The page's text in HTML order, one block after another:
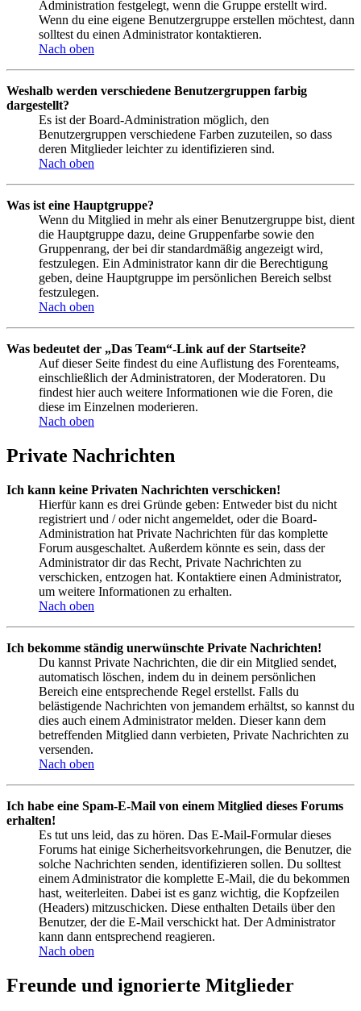
Administration festgelegt, wenn die Gruppe erstellt wird.
Wenn du eine eigene Benutzergruppe erstellen möchtest, dann
solltest du einen Administrator kontaktieren.
Nach oben
Weshalb werden verschiedene Benutzergruppen farbig
dargestellt?
Es ist der Board-Administration möglich, den
Benutzergruppen verschiedene Farben zuzuteilen, so dass
deren Mitglieder leichter zu identifizieren sind.
Nach oben
Was ist eine Hauptgruppe?
Wenn du Mitglied in mehr als einer Benutzergruppe bist, dient
die Hauptgruppe dazu, deine Gruppenfarbe sowie den
Gruppenrang, der bei dir standardmäßig angezeigt wird,
festzulegen. Ein Administrator kann dir die Berechtigung
geben, deine Hauptgruppe im persönlichen Bereich selbst
festzulegen.
Nach oben
Was bedeutet der „Das Team“-Link auf der Startseite?
Auf dieser Seite findest du eine Auflistung des Forenteams,
einschließlich der Administratoren, der Moderatoren. Du
findest hier auch weitere Informationen wie die Foren, die
diese im Einzelnen moderieren.
Nach oben
Private Nachrichten
Ich kann keine Privaten Nachrichten verschicken!
Hierfür kann es drei Gründe geben: Entweder bist du nicht
registriert und / oder nicht angemeldet, oder die Board-
Administration hat Private Nachrichten für das komplette
Forum ausgeschaltet. Außerdem könnte es sein, dass der
Administrator dir das Recht, Private Nachrichten zu
verschicken, entzogen hat. Kontaktiere einen Administrator,
um weitere Informationen zu erhalten.
Nach oben
Ich bekomme ständig unerwünschte Private Nachrichten!
Du kannst Private Nachrichten, die dir ein Mitglied sendet,
automatisch löschen, indem du in deinem persönlichen
Bereich eine entsprechende Regel erstellst. Falls du
belästigende Nachrichten von jemandem erhältst, so kannst du
dies auch einem Administrator melden. Dieser kann dem
betreffenden Mitglied dann verbieten, Private Nachrichten zu
versenden.
Nach oben
Ich habe eine Spam-E-Mail von einem Mitglied dieses Forums
erhalten!
Es tut uns leid, das zu hören. Das E-Mail-Formular dieses
Forums hat einige Sicherheitsvorkehrungen, die Benutzer, die
solche Nachrichten senden, identifizieren sollen. Du solltest
einem Administrator die komplette E-Mail, die du bekommen
hast, weiterleiten. Dabei ist es ganz wichtig, die Kopfzeilen
(Headers) mitzuschicken. Diese enthalten Details über den
Benutzer, der die E-Mail verschickt hat. Der Administrator
kann dann entsprechend reagieren.
Nach oben
Freunde und ignorierte Mitglieder